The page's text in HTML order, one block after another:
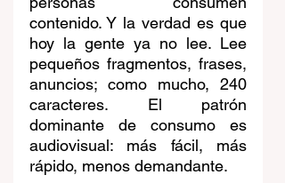
contenido. Y la verdad es que
hoy la gente ya no lee. Lee
pequeños fragmentos, frases,
anuncios; como mucho, 240
caracteres. El patrón
dominante de consumo es
audiovisual: más fácil, más
rápido, menos demandante.